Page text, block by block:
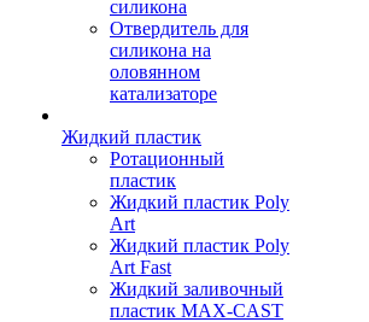
силикона
Отвердитель для
силикона на
оловянном
катализаторе
Жидкий пластик
Ротационный
пластик
Жидкий пластик Poly
Art
Жидкий пластик Poly
Art Fast
Жидкий заливочный
пластик MAX-CAST